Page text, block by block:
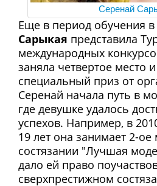
Серенай
Еще в период обучения
Сарыкая представила
международных
заняла четвертое место
специальный приз от
Серенай начала путь в
где девушке удалось
успехов. Например, в
19 лет она занимает 2-ое
состязании "Лучшая
дало ей право
сверхпрестижном